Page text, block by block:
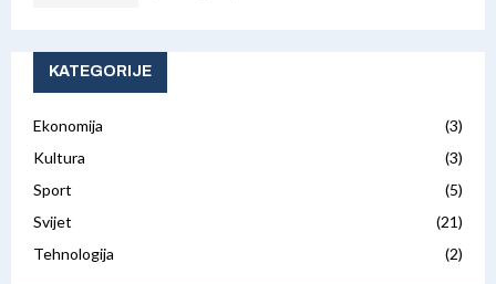
KATEGORIJE
Ekonomija
(3)
Kultura
(3)
Sport
(5)
Svijet
(21)
Tehnologija
(2)